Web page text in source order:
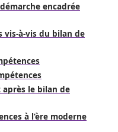
encadrée
vis-à-vis du bilan de
après le bilan de
à l’ère moderne